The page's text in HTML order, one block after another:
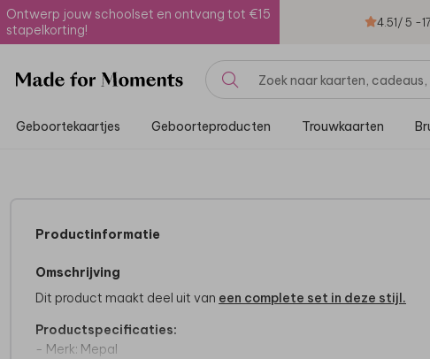
Ontwerp jouw schoolset en ontvang tot €15
stapelkorting!
4.51/ 5 -
Geboortekaartjes Geboorteproducten Trouwkaarten
Productinformatie
Omschrijving
Dit product maakt deel uit van een complete set in deze stijl.
Productspecificaties:
- Merk: Mepal